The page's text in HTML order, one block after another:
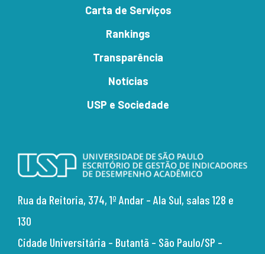
Carta de Serviços
Rankings
Transparência
Notícias
USP e Sociedade
Rua da Reitoria, 374,1º Andar – Ala Sul, salas 128 e
130
Cidade Universitária – Butantã – São Paulo/SP –